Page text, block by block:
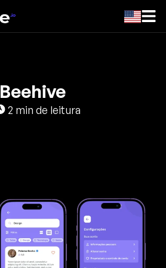
Beehive
2 min de leitura